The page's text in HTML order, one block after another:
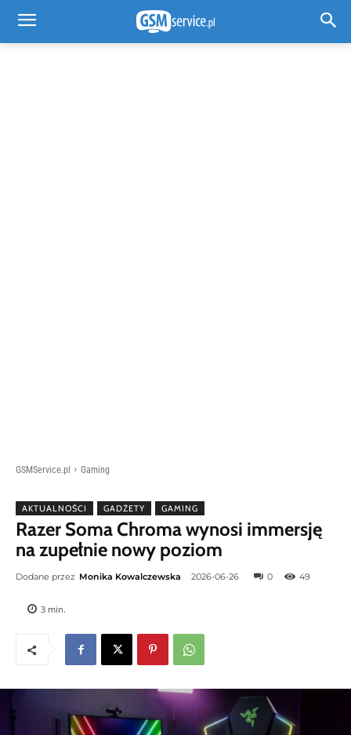
GSMService.pl Gaming
AKTUALNOŚCI GADŻETY GAMING
Razer Soma Chroma wynosi immersję
na zupełnie nowy poziom
Dodane przez Monika Kowalczewska 2026-06-26 0 49
3 min.